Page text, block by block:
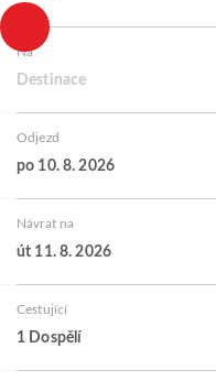
Na
Destinace
Odjezd
po 10. 8. 2026
Návrat na
út 11. 8. 2026
Cestující
1 Dospělí